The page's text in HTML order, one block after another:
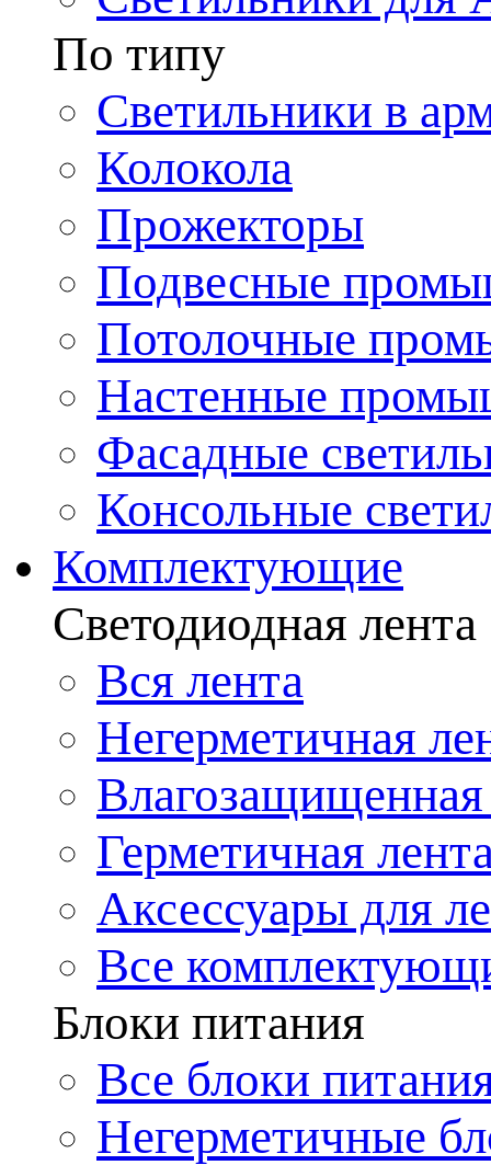
По типу
Светильники в
Колокола
Прожекторы
Подвесные
Потолочные
Настенные
Фасадные
Консольные
Комплектующие
Светодиодная лента
Вся лента
Негерметичная
Влагозащищенная
Герметичная
Аксессуары для
Все
Блоки питания
Все блоки
Негерметичные